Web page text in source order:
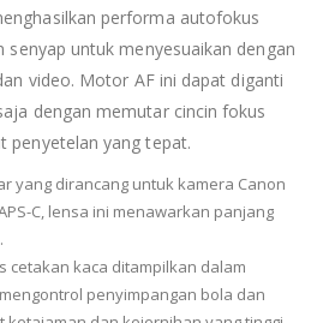
performa autofokus
senyap untuk menyesuaikan dengan
video. Motor AF ini dapat diganti
dengan memutar cincin fokus
penyetelan yang tepat.
yang dirancang untuk kamera Canon
C, lensa ini menawarkan panjang
cetakan kaca ditampilkan dalam
penyimpangan bola dan